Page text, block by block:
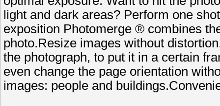
light and dark areas? Perform one
exposition Photomerge ® combines
photo.Resize images without
the photograph, to put it in a certain
even change the page orientation
images: people and